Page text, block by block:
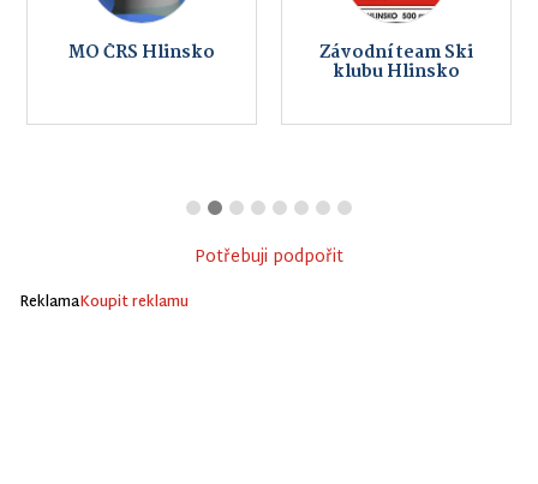
MO ČRS Hlinsko Závodní team Ski
klubu Hlinsko
Potřebuji podpořit
ReklamaKoupit reklamu